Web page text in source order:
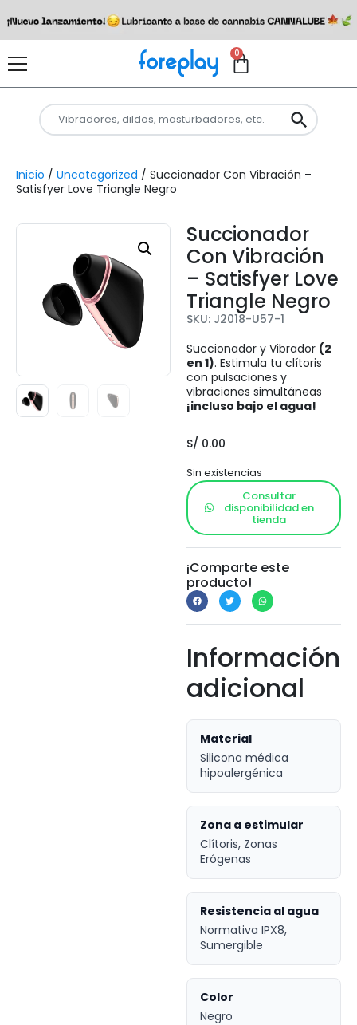
0
Inicio / Uncategorized / Succionador Con Vibración –
Satisfyer Love Triangle Negro
Succionador
Con Vibración
– Satisfyer Love
Triangle Negro
SKU: J2018-U57-1
Succionador y Vibrador (2
en 1). Estimula tu clítoris
con pulsaciones y
vibraciones simultáneas
¡incluso bajo el agua!
S/ 0.00
Sin existencias
Consultar
disponibilidad en
tienda
¡Comparte este
producto!
Información
adicional
Material
Silicona médica
hipoalergénica
Zona a estimular
Clítoris, Zonas
Erógenas
Resistencia al agua
Normativa IPX8,
Sumergible
Color
Negro